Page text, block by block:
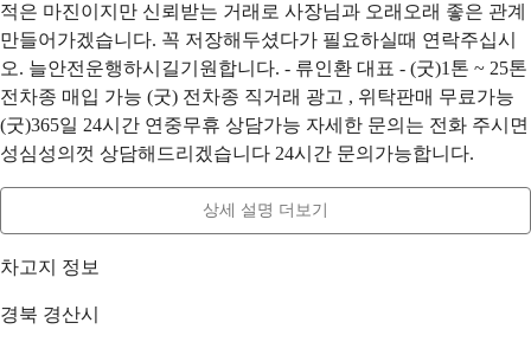
적은 마진이지만 신뢰받는 거래로 사장님과 오래오래 좋은 관계
만들어가겠습니다. 꼭 저장해두셨다가 필요하실때 연락주십시
오. 늘안전운행하시길기원합니다. - 류인환 대표 - (굿)1톤 ~ 25톤
전차종 매입 가능 (굿) 전차종 직거래 광고 , 위탁판매 무료가능
(굿)365일 24시간 연중무휴 상담가능 자세한 문의는 전화 주시면
성심성의껏 상담해드리겠습니다 24시간 문의가능합니다.
상세 설명 더보기
차고지 정보
경북 경산시